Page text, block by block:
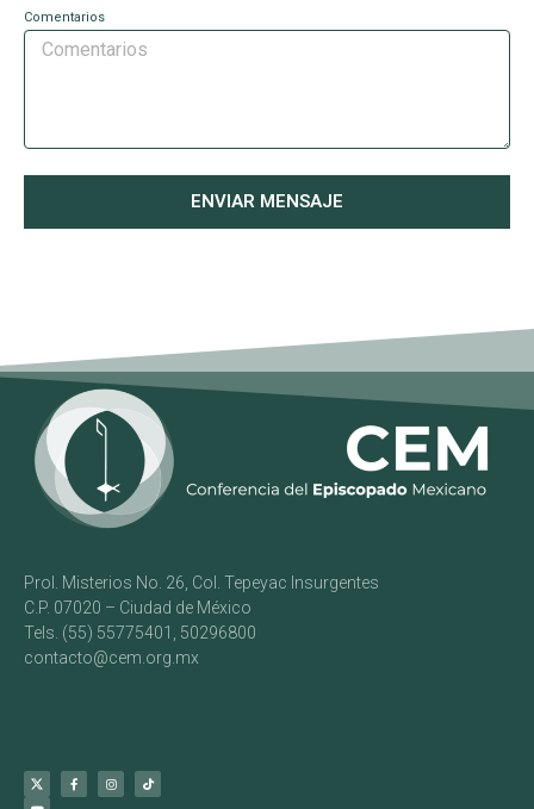
Comentarios
ENVIAR MENSAJE
Prol. Misterios No. 26, Col. Tepeyac Insurgentes
C.P. 07020 – Ciudad de México
Tels. (55) 55775401, 50296800
contacto@cem.org.mx